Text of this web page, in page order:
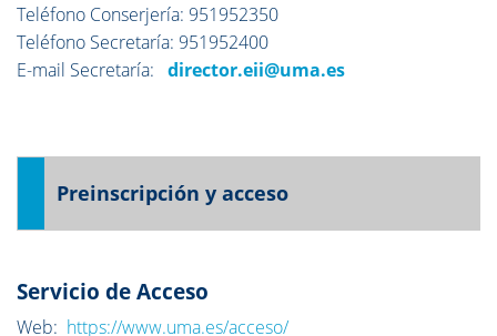
Teléfono Conserjería: 951952350
Teléfono Secretaría: 951952400
E-mail Secretaría: director.eii@uma.es
Preinscripción y acceso
Servicio de Acceso
Web: https://www.uma.es/acceso/